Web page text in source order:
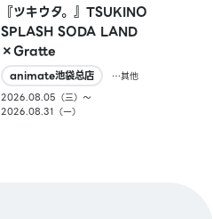
『ツキウタ。』TSUKINO
SPLASH SODA LAND
×Gratte
animate池袋总店
…其他
2026.08.05（三）〜
2026.08.31（一）